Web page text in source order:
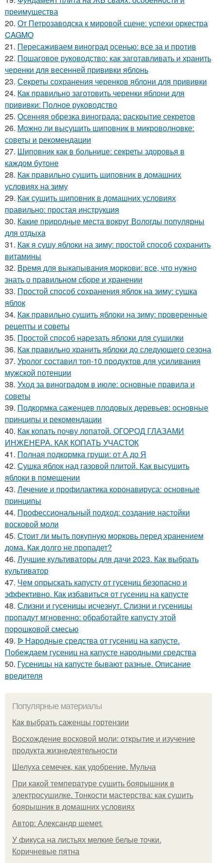
преимущества
20. От Петрозаводска к мировой сцене: успехи оркестра
CAGMO
21. Пересаживаем виноград осенью: все за и против
22. Пошаговое руководство: как заготавливать и хранить
черенки для весенней прививки яблонь
23. Секреты сохранения черенков яблони для прививки
24. Как правильно заготовить черенки яблони для
прививки: Полное руководство
25. Осенняя обрезка винограда: раскрытие секретов
26. Можно ли высушить шиповник в микроволновке:
советы и рекомендации
27. Шиповник как в больнице: секреты здоровья в
каждом бутоне
28. Как правильно сушить шиповник в домашних
условиях на зиму
29. Как сушить шиповник в домашних условиях
правильно: простая инструкция
30. Какие природные места вокруг Вологды популярны
для отдыха
31. Как я сушу яблоки на зиму: простой способ сохранить
витамины
32. Время для выкапывания моркови: все, что нужно
знать о правильном сборе и хранении
33. Простой способ сохранения яблок на зиму: сушка
яблок
34. Как правильно сушить яблоки на зиму: проверенные
рецепты и советы
35. Простой способ нарезать яблоки для сушилки
36. Как правильно хранить яблоки до следующего сезона
37. Уролог составил топ-10 продуктов для усиливания
мужской потенции
38. Уход за виноградом в июле: основные правила и
советы
39. Подкормка саженцев плодовых деревьев: основные
принципы и рекомендации
40. Как копать почву лопатой. ОГОРОД ГЛАЗАМИ
ИНЖЕНЕРА. КАК КОПАТЬ УЧАСТОК
41. Полная подкормка груши: от А до Я
42. Сушка яблок над газовой плитой. Как высушить
яблоки в помещении
43. Лечение и профилактика коронавируса: основные
принципы
44. Профессиональный подход: создание настойки
восковой моли
45. Стоит ли мыть покупную морковь перед хранением
дома. Как долго не пропадет?
46. Лучшие культиваторы для дачи 2023. Как выбрать
культиватор
47. Чем опрыскать капусту от гусениц безопасно и
эффективно. Как избавиться от гусениц на капусте
48. Слизни и гусеницы исчезнут. Слизни и гусеницы
пропадут мгновенно: обработайте капусту этой
порошковой смесью
49. ᐉ Народные средства от гусениц на капусте.
Побеждаем гусениц на капусте народными средства
50. Гусеницы на капусте бывают разные. Описание
вредителя
Популярные материалы
Как выбрать саженцы гортензии
Восхождение восковой моли: открытие и изучение
продукта жизнедеятельности
Шелуха семечек, как удобрение. Мульча
При какой температуре сушить боярышник в
электросушилке. Тонкости мастерства: как сушить
боярышник в домашних условиях
Автор: Александр шемет.
У фикуса на листьях мелкие белые точки.
Коричневые пятна